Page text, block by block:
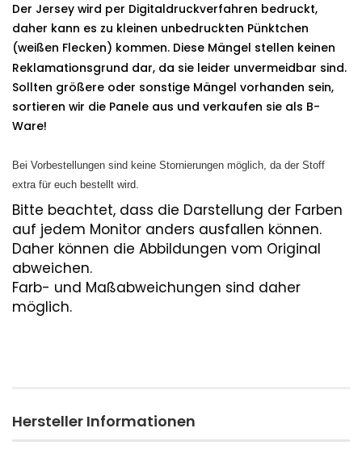
Der Jersey wird per Digitaldruckverfahren bedruckt,
daher kann es zu kleinen unbedruckten Pünktchen
(weißen Flecken) kommen. Diese Mängel stellen keinen
Reklamationsgrund dar, da sie leider unvermeidbar sind.
Sollten größere oder sonstige Mängel vorhanden sein,
sortieren wir die Panele aus und verkaufen sie als B-
Ware!
Bei Vorbestellungen sind keine Stornierungen möglich, da der Stoff
extra für euch bestellt wird.
Bitte beachtet, dass die Darstellung der Farben
auf jedem Monitor anders ausfallen können.
Daher können die Abbildungen vom Original
abweichen.
Farb- und Maßabweichungen sind daher
möglich.
Hersteller Informationen